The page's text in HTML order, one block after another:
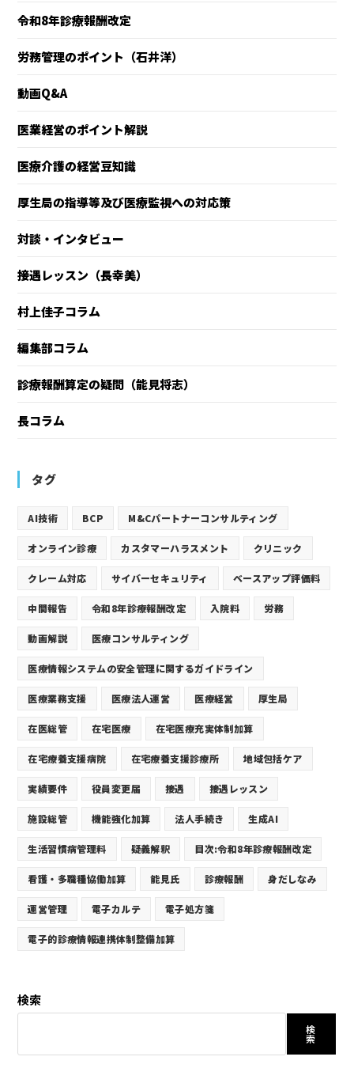
令和8年診療報酬改定
労務管理のポイント（石井洋）
動画Q&A
医業経営のポイント解説
医療介護の経営豆知識
厚生局の指導等及び医療監視への対応策
対談・インタビュー
接遇レッスン（長幸美）
村上佳子コラム
編集部コラム
診療報酬算定の疑問（能見将志）
長コラム
タグ
AI技術 BCP M&Cパートナーコンサルティング
オンライン診療 カスタマーハラスメント クリニック
クレーム対応 サイバーセキュリティ ベースアップ評価料
中間報告 令和8年診療報酬改定 入院料 労務
動画解説 医療コンサルティング
医療情報システムの安全管理に関するガイドライン
医療業務支援 医療法人運営 医療経営 厚生局
在医総管 在宅医療 在宅医療充実体制加算
在宅療養支援病院 在宅療養支援診療所 地域包括ケア
実績要件 役員変更届 接遇 接遇レッスン
施設総管 機能強化加算 法人手続き 生成AI
生活習慣病管理料 疑義解釈 目次:令和8年診療報酬改定
看護・多職種協働加算 能見氏 診療報酬 身だしなみ
運営管理 電子カルテ 電子処方箋
電子的診療情報連携体制整備加算
検索
検
索